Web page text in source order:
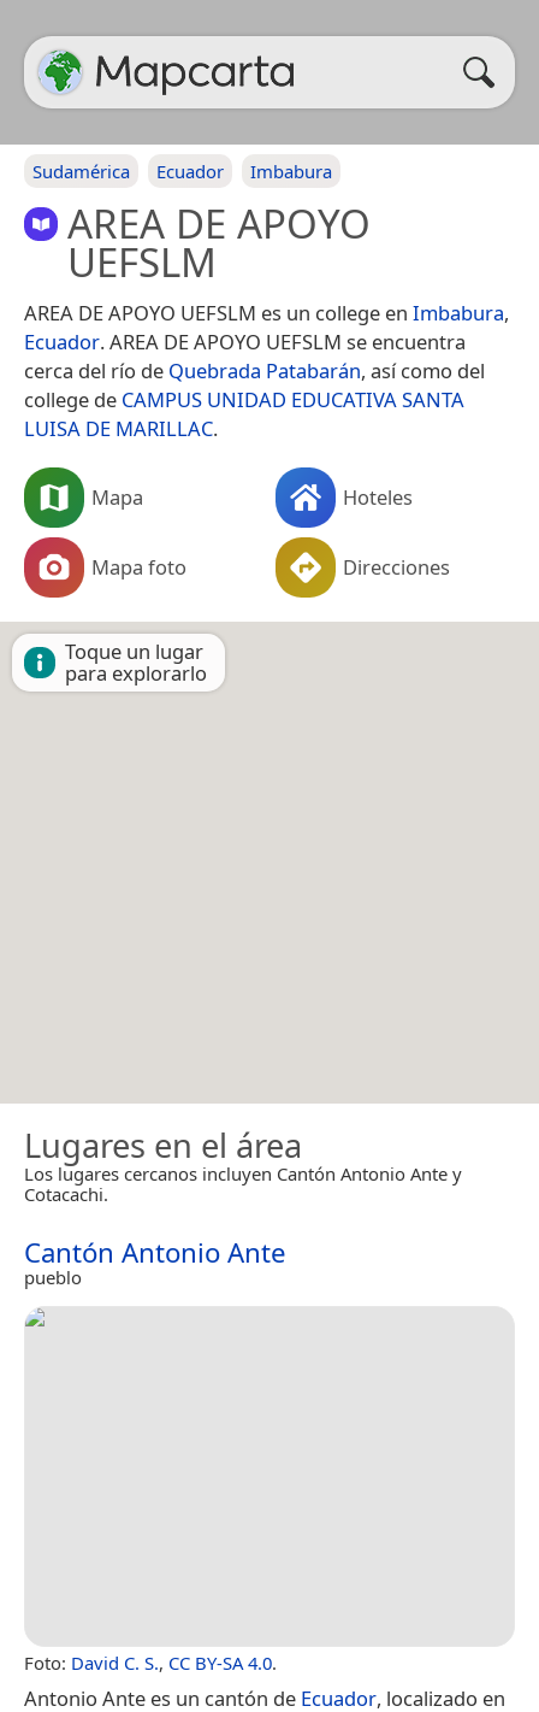
Sudamérica Ecuador Imbabura
AREA DE APOYO
UEFSLM
AREA DE APOYO UEFSLM es un college en Imbabura,
Ecuador. AREA DE APOYO UEFSLM se encuentra
cerca del río de Quebrada Patabarán, así como del
college de CAMPUS UNIDAD EDUCATIVA SANTA
LUISA DE MARILLAC.
Mapa Hoteles
Mapa foto Direcciones
Toque un lugar
para explorarlo
Lugares en el área
Los lugares cercanos incluyen Cantón Antonio Ante y
Cotacachi.
Cantón Antonio Ante
pueblo
Foto: David C. S., CC BY-SA 4.0.
Antonio Ante es un cantón de Ecuador, localizado en